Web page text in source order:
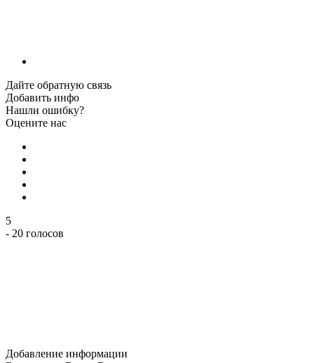
Дайте обратную связь
Добавить инфо
Нашли ошибку?
Оцените нас
5
- 20 голосов
Добавление информации